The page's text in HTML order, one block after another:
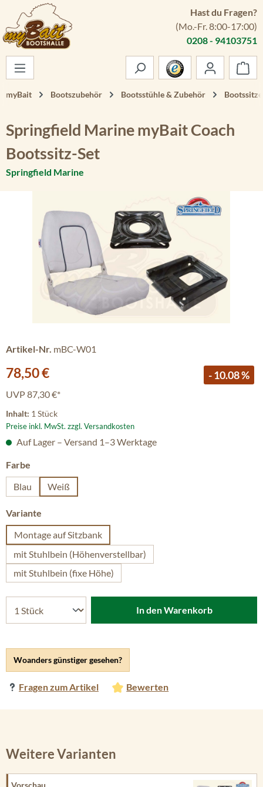
Zum Hauptinhalt springen
Hast du Fragen?
(Mo.-Fr. 8:00-17:00)
0208 - 94103751
myBait Bootszubehör Bootsstühle & Zubehör Bootssitze
Springfield Marine myBait Coach
Bootssitz-Set
Springfield Marine
Artikel-Nr. mBC-W01
Verkaufspreis:
78,50 € - 10.08 %
UVP87,30 €*
Inhalt: 1 Stück
Preise inkl. MwSt. zzgl. Versandkosten
Woanders günstiger gesehen?
Fragen zum Artikel Bewerten
Auf Lager – Versand 1–3 Werktage
Farbe
Blau
Weiß
Variante
Montage auf Sitzbank
mit Stuhlbein (Höhenverstellbar)
mit Stuhlbein (fixe Höhe)
In den Warenkorb
Weitere Varianten